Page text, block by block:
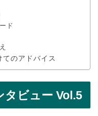
ド
のアドバイス
タビュー Vol.5